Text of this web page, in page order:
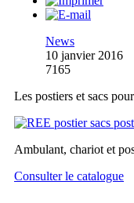
News
10 janvier 2016
7165
Les postiers et sacs
Ambulant, chariot et
Consulter le catalogue